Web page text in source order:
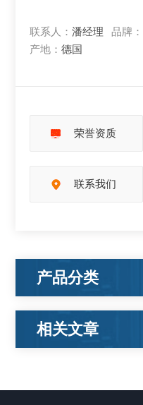
联系人：潘经理 品牌：
产地：德国
荣誉资质
联系我们
产品分类
相关文章